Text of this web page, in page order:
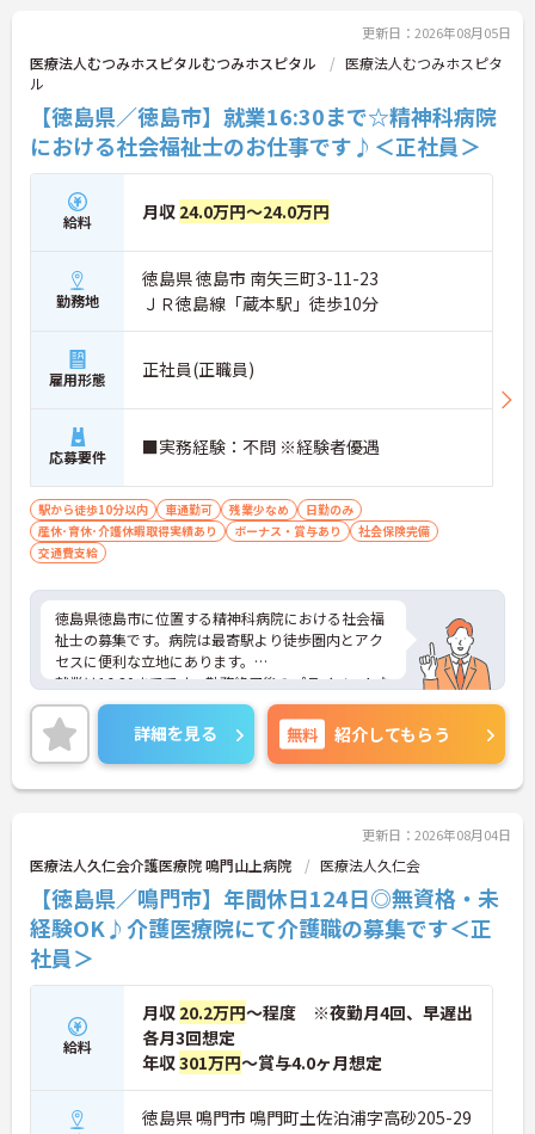
ご興味ある方には、面接対策ポイントなど、詳細を更新日：2026年08月05日
医療法人むつみホスピタルむつみホスピタル
医療法人むつみホスピタ
ル
【徳島県／徳島市】就業16:30まで☆精神科病院
における社会福祉士のお仕事です♪＜正社員＞
給料 月収 24.0万円～24.0万円
勤務地
徳島県 徳島市 南矢三町3-11-23
ＪＲ徳島線「蔵本駅」徒歩10分
雇用形態 正社員(正職員)
応募要件 ■実務経験：不問 ※経験者優遇
駅から徒歩10分以内 車通勤可 残業少なめ
日勤のみ
産休･育休･介護休暇取得実績あり
ボーナス・賞与あり
社会保険完備
交通費支給
徳島県徳島市に位置する精神科病院における社会福
祉士の募集です。病院は最寄駅より徒歩圏内とアク
セスに便利な立地にあります。
就業は16:30までです。勤務終了後のプライベートな
時間も充実させることができます。また、育児休業
や介護休業の取得実績があり、ライフステージが変
化しても働ける職場環境です。
ご興味のある方には、面接対策ポイントなど、さら
に詳細をご案内しますのでお気軽にご相談くださ
詳細を見る 無料 紹介してもらう
更新日：2026年08月04日
医療法人久仁会介護医療院 鳴門山上病院 医療法人久仁会
【徳島県／鳴門市】年間休日124日◎無資格・未
経験OK♪介護医療院にて介護職の募集です＜正
社員＞
給料
月収 20.2万円～程度 ※夜勤月4回、早遅出
各月3回想定
年収301万円～賞与4.0ヶ月想定
徳島県 鳴門市 鳴門町土佐泊浦字高砂205-29